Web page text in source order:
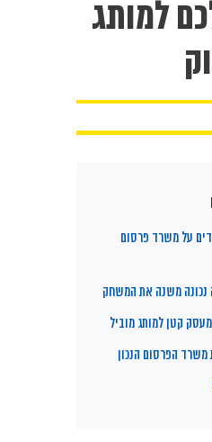
למותג
על משרד פרסום
נכונה משנה את המשחק
קטן למותג מוביל